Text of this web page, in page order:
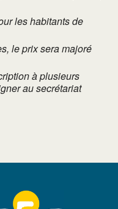
les habitants de
le prix sera majoré
à plusieurs
au secrétariat